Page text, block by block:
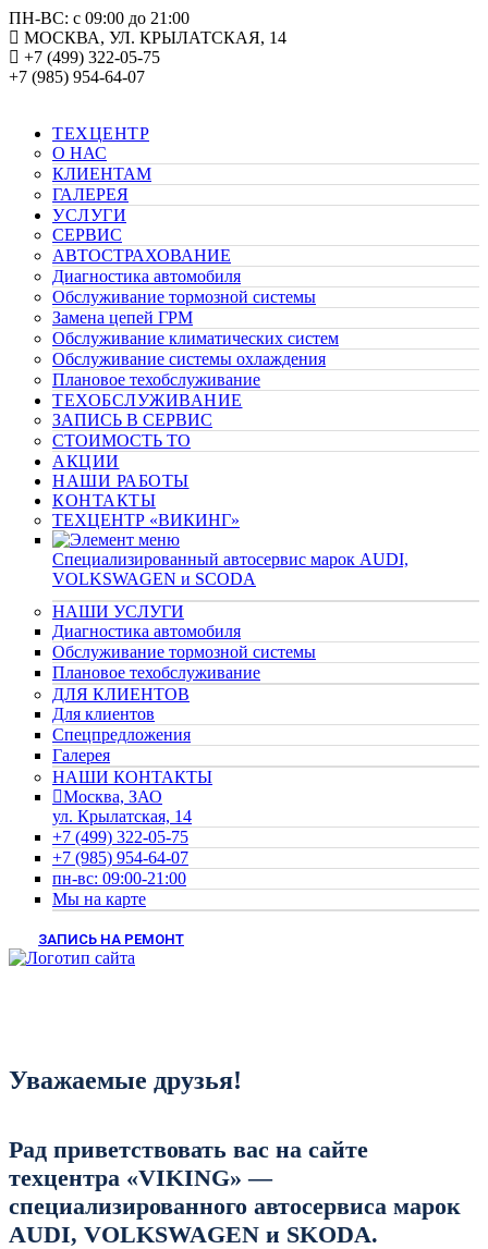
ПН-ВС: с 09:00 до 21:00
МОСКВА, УЛ. КРЫЛАТСКАЯ, 14
+7 (499) 322-05-75
+7 (985) 954-64-07
ТЕХЦЕНТР
О НАС
КЛИЕНТАМ
ГАЛЕРЕЯ
УСЛУГИ
СЕРВИС
АВТОСТРАХОВАНИЕ
Диагностика автомобиля
Обслуживание тормозной системы
Замена цепей ГРМ
Обслуживание климатических систем
Обслуживание системы охлаждения
Плановое техобслуживание
ТЕХОБСЛУЖИВАНИЕ
ЗАПИСЬ В СЕРВИС
СТОИМОСТЬ ТО
АКЦИИ
НАШИ РАБОТЫ
КОНТАКТЫ
ТЕХЦЕНТР «ВИКИНГ»
Cпециализированный автосервис марок AUDI,
VOLKSWAGEN и SCODA
НАШИ УСЛУГИ
Диагностика автомобиля
Обслуживание тормозной системы
Плановое техобслуживание
ДЛЯ КЛИЕНТОВ
Для клиентов
Спецпредложения
Галерея
НАШИ КОНТАКТЫ
Москва, ЗАО
ул. Крылатская, 14
+7 (499) 322-05-75
+7 (985) 954-64-07
пн-вс: 09:00-21:00
Мы на карте
ЗАПИСЬ НА РЕМОНТ
Уважаемые друзья!
Рад приветствовать вас на сайте
техцентра «VIKING» —
специализированного автосервиса марок
AUDI, VOLKSWAGEN и SKODA.